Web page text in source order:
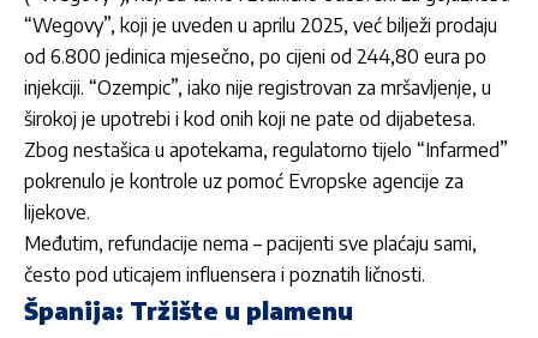
“Wegovy”, koji je uveden u aprilu 2025, već bilježi prodaju
od 6.800 jedinica mjesečno, po cijeni od 244,80 eura po
injekciji. “Ozempic”, iako nije registrovan za mršavljenje, u
širokoj je upotrebi i kod onih koji ne pate od dijabetesa.
Zbog nestašica u apotekama, regulatorno tijelo “Infarmed”
pokrenulo je kontrole uz pomoć Evropske agencije za
lijekove.
Međutim, refundacije nema – pacijenti sve plaćaju sami,
često pod uticajem influensera i poznatih ličnosti.
Španija: Tržište u plamenu